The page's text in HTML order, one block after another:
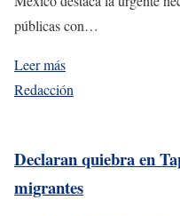
públicas con…
Leer más
Redacción
Declaran quiebra en
migrantes